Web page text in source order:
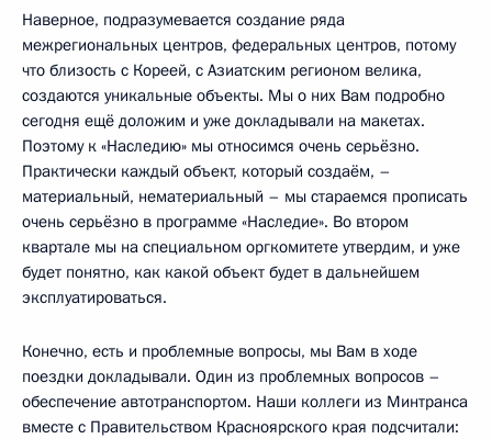
Наверное, подразумевается создание ряда
межрегиональных центров, федеральных центров, потому
что близость с Кореей, с Азиатским регионом велика,
создаются уникальные объекты. Мы о них Вам подробно
сегодня ещё доложим и уже докладывали на макетах.
Поэтому к «Наследию» мы относимся очень серьёзно.
Практически каждый объект, который создаём, –
материальный, нематериальный – мы стараемся прописать
очень серьёзно в программе «Наследие». Во втором
квартале мы на специальном оргкомитете утвердим, и уже
будет понятно, как какой объект будет в дальнейшем
эксплуатироваться.
Конечно, есть и проблемные вопросы, мы Вам в ходе
поездки докладывали. Один из проблемных вопросов –
обеспечение автотранспортом. Наши коллеги из Минтранса
вместе с Правительством Красноярского края подсчитали: